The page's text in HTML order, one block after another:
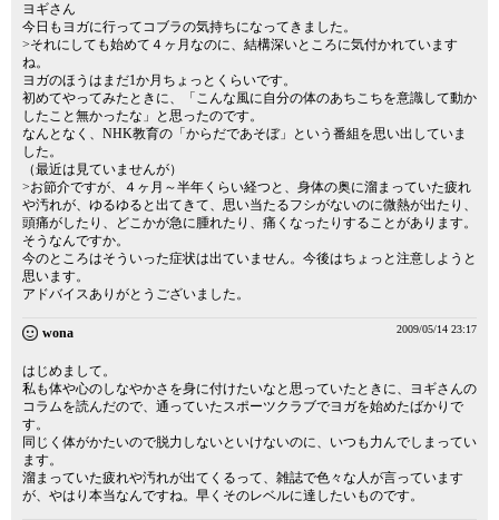
ヨギさん
今日もヨガに行ってコブラの気持ちになってきました。
>それにしても始めて４ヶ月なのに、結構深いところに気付かれています
ね。
ヨガのほうはまだ1か月ちょっとくらいです。
初めてやってみたときに、「こんな風に自分の体のあちこちを意識して動か
したこと無かったな」と思ったのです。
なんとなく、NHK教育の「からだであそぼ」という番組を思い出していま
した。
（最近は見ていませんが）
>お節介ですが、４ヶ月～半年くらい経つと、身体の奥に溜まっていた疲れ
や汚れが、ゆるゆると出てきて、思い当たるフシがないのに微熱が出たり、
頭痛がしたり、どこかが急に腫れたり、痛くなったりすることがあります。
そうなんですか。
今のところはそういった症状は出ていません。今後はちょっと注意しようと
思います。
アドバイスありがとうございました。
wona 2009/05/14 23:17
はじめまして。
私も体や心のしなやかさを身に付けたいなと思っていたときに、ヨギさんの
コラムを読んだので、通っていたスポーツクラブでヨガを始めたばかりで
す。
同じく体がかたいので脱力しないといけないのに、いつも力んでしまってい
ます。
溜まっていた疲れや汚れが出てくるって、雑誌で色々な人が言っています
が、やはり本当なんですね。早くそのレベルに達したいものです。